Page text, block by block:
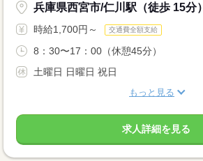
兵庫県西宮市/仁川駅（徒歩 15分）
時給1,700円～ 交通費全額支給
8：30〜17：00（休憩45分）
土曜日 日曜日 祝日
もっと見る
求人詳細を見る